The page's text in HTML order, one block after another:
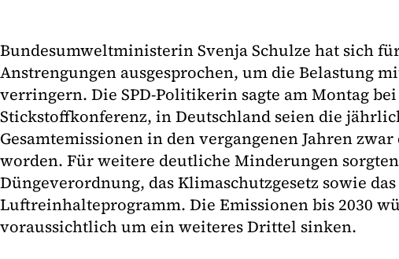
Bundesumweltministerin Svenja Schulze hat sich
Anstrengungen ausgesprochen, um die Belastung
verringern. Die SPD-Politikerin sagte am Montag
Stickstoffkonferenz, in Deutschland seien die
Gesamtemissionen in den vergangenen Jahren
worden. Für weitere deutliche Minderungen
Düngeverordnung, das Klimaschutzgesetz sowie
Luftreinhalteprogramm. Die Emissionen bis 2030
voraussichtlich um ein weiteres Drittel sinken.